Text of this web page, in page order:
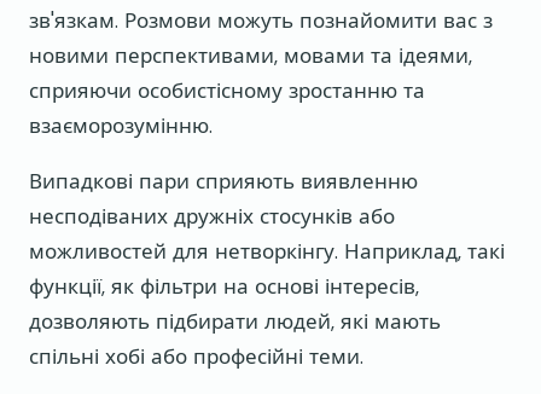
зв'язкам. Розмови можуть познайомити вас з
новими перспективами, мовами та ідеями,
сприяючи особистісному зростанню та
взаєморозумінню.
Випадкові пари сприяють виявленню
несподіваних дружніх стосунків або
можливостей для нетворкінгу. Наприклад, такі
функції, як фільтри на основі інтересів,
дозволяють підбирати людей, які мають
спільні хобі або професійні теми.